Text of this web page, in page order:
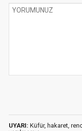
UYARI: Küfür, hakaret,